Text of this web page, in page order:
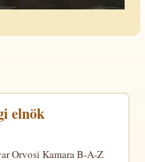
elnök
Orvosi Kamara B-A-Z